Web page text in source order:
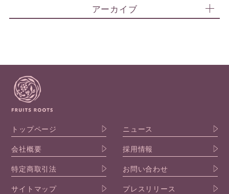
アーカイブ
トップページ
ニュース
会社概要
採用情報
特定商取引法
お問い合わせ
サイトマップ
プレスリリース